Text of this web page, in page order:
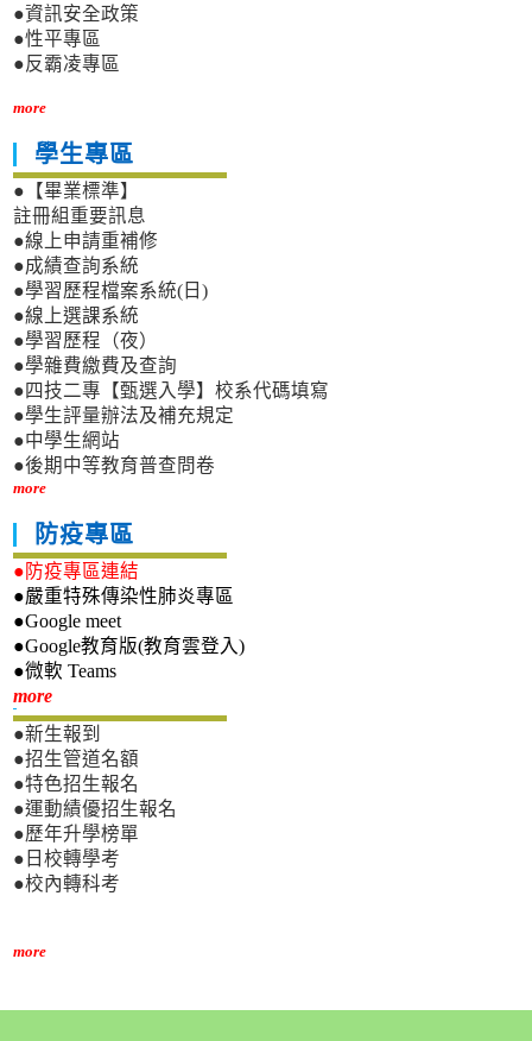
●資訊安全政策
●性平專區
●反霸凌專區
more
學生專區
●【畢業標準】
註冊組重要訊息
●線上申請重補修
●成績查詢系統
●學習歷程檔案系統(日)
●線上選課系統
●學習歷程（夜）
●學雜費繳費及查詢
●四技二專【甄選入學】校系代碼填寫
●學生評量辦法及補充規定
●中學生網站
●後期中等教育普查問卷
more
防疫專區
●防疫專區連結
●嚴重特殊傳染性肺炎專區
●Google meet
●Google教育版(教育雲登入)
●微軟 Teams
more新生專區
●新生報到
●招生管道名額
●特色招生報名
●運動績優招生報名
●歷年升學榜單
●日校轉學考
●校內轉科考
more